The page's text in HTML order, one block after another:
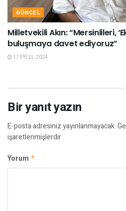
GÜNCEL
Milletvekili Akın: “Mersinlileri,
buluşmaya davet ediyoruz”
17 EYLÜL 2024
Bir yanıt yazın
E-posta adresiniz yayınlanmayacak.
işaretlenmişlerdir
Yorum *